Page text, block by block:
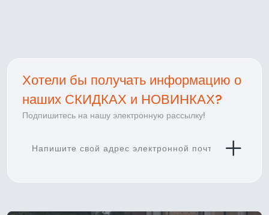
Хотели бы получать информацию о
наших СКИДКАХ и НОВИНКАХ?
Подпишитесь на нашу электронную рассылку!